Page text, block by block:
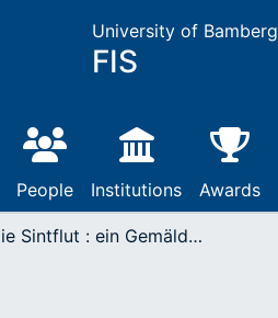
University of Bamberg
FIS
People Institutions Awards
Die Sintflut : ein Gemälde von Hans Baldung Grien, 1516 und die Entwicklung der Sintflutdarstellungen vom frühen Christentum bis in das 19. Jahrhundert ; eine didaktische Ausstellung des Historischen Museums Bamberg und des Lehrstuhl II für Kunstgeschichte der Universität Bamberg, 12. Juni - 30. Oktober, 1988